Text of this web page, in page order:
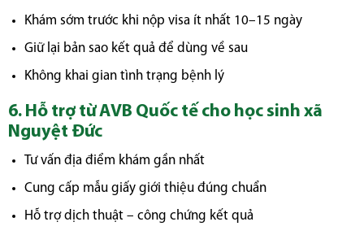
Khám sớm trước khi nộp visa ít nhất 10–15 ngày
Giữ lại bản sao kết quả để dùng về sau
Không khai gian tình trạng bệnh lý
6. Hỗ trợ từ AVB Quốc tế cho học sinh xã
Nguyệt Đức
Tư vấn địa điểm khám gần nhất
Cung cấp mẫu giấy giới thiệu đúng chuẩn
Hỗ trợ dịch thuật – công chứng kết quả